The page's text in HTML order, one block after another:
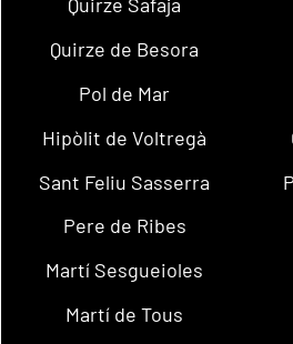
Quirze Safaja
Quirze de Besora
Pol de Mar
Hipòlit de Voltregà
Sant Feliu Sasserra
Pere de Ribes
Martí Sesgueioles
Martí de Tous